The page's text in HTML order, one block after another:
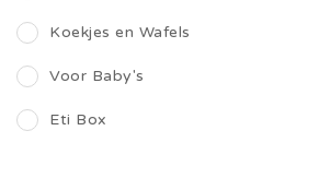
Koekjes en Wafels
Voor Baby's
Eti Box